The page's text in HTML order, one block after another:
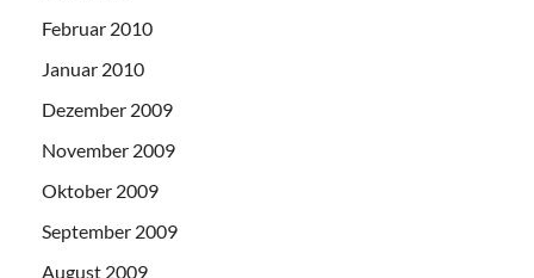
Februar 2010
Januar 2010
Dezember 2009
November 2009
Oktober 2009
September 2009
August 2009